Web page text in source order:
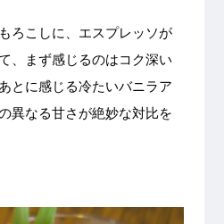
ろこしに、エスプレッソが
、まず感じるのはコク深い
とに感じる冷たいバニラア
異なる甘さが絶妙な対比を